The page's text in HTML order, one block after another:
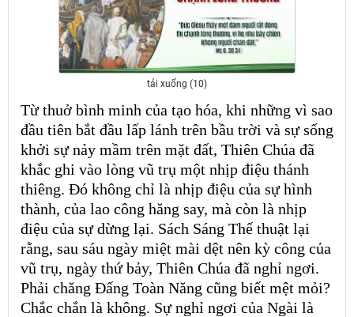
tải xuống (10)
Từ thuở bình minh của tạo hóa, khi những vì sao
đầu tiên bắt đầu lấp lánh trên bầu trời và sự sống
khởi sự nảy mầm trên mặt đất, Thiên Chúa đã
khắc ghi vào lòng vũ trụ một nhịp điệu thánh
thiêng. Đó không chỉ là nhịp điệu của sự hình
thành, của lao công hăng say, mà còn là nhịp
điệu của sự dừng lại. Sách Sáng Thế thuật lại
rằng, sau sáu ngày miệt mài dệt nên kỳ công của
vũ trụ, ngày thứ bảy, Thiên Chúa đã nghỉ ngơi.
Phải chăng Đấng Toàn Năng cũng biết mệt mỏi?
Chắc chắn là không. Sự nghỉ ngơi của Ngài là